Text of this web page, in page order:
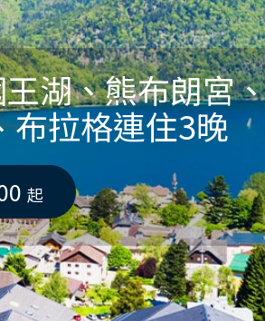
湖、熊布朗宮
布拉格連住3晚
起